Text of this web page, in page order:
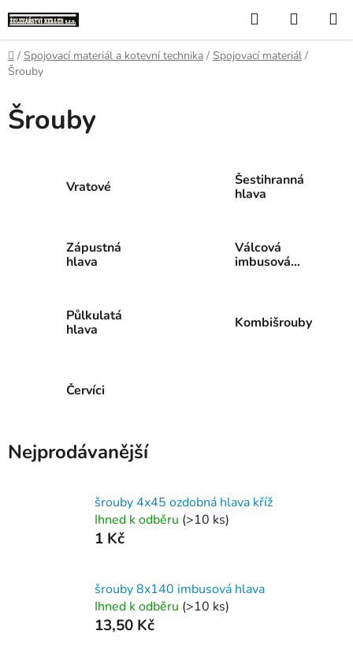
na
obsah
Hledat
KOŠÍK
Domů
/ Spojovací materiál a kotevní technika / Spojovací materiál /
Šrouby
Šrouby
Vratové
Šestihranná
hlava
Zápustná
hlava
Válcová
imbusová
Půlkulatá
hlava
Kombišrouby
Červíci
Nejprodávanější
šrouby 4x45 ozdobná hlava kříž
Ihned k odběru (>10 ks)
1 Kč
šrouby 8x140 imbusová hlava
Ihned k odběru (>10 ks)
13,50 Kč